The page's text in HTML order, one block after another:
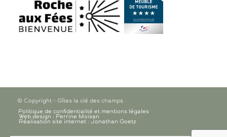
© Copyright - Gîtes la clé des champs
Politique de confidentialité et mentions légales
Web design : Perrine Moisan
Réalisation site internet : Jonathan Goetz